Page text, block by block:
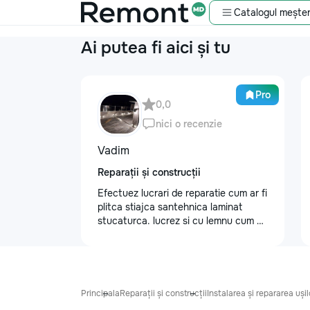
Catalogul
Ai putea fi aici și tu
Pro
0,0
nici o recenzie
Vadim
Reparații și construcții
Efectuez lucrari de reparatie cum ar fi
plitca stiajca santehnica laminat
stucaturca. lucrez si cu lemnu cum ar
PrincipalaReparații și construcțiiInstalarea și repararea